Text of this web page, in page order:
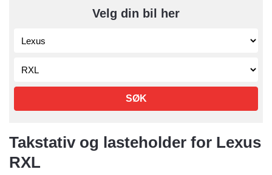
Velg din bil her
SØK
Takstativ og lasteholder for Lexus
RXL